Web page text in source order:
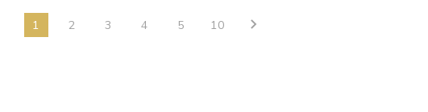
1 2 3 4 5 10